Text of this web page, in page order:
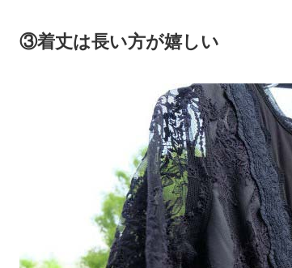
③着丈は長い方が嬉しい